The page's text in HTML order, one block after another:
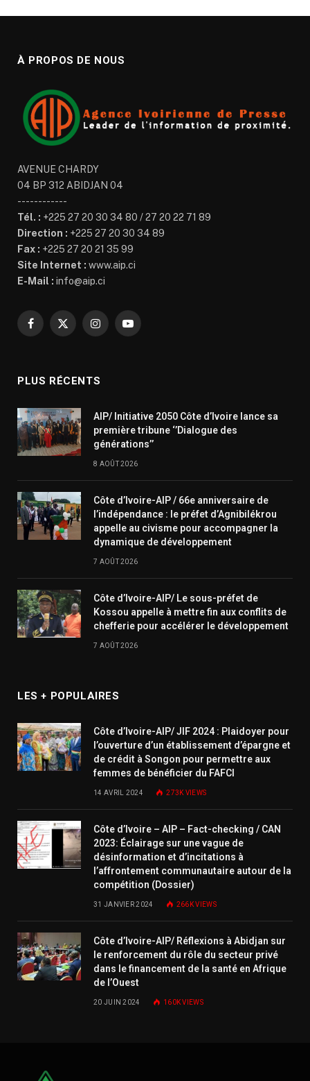
À PROPOS DE NOUS
AVENUE CHARDY
04 BP 312 ABIDJAN 04
------------
Tél. : +225 27 20 30 34 80 / 27 20 22 71 89
Direction : +225 27 20 30 34 89
Fax : +225 27 20 21 35 99
Site Internet : www.aip.ci
E-Mail : info@aip.ci
Facebook
X
InstagramYouTube
PLUS RÉCENTS
AIP/ Initiative 2050 Côte d’Ivoire lance sa
première tribune ‘’Dialogue des
générations’’
8 AOÛT 2026
Côte d’Ivoire-AIP / 66e anniversaire de
l’indépendance : le préfet d’Agnibilékrou
appelle au civisme pour accompagner la
dynamique de développement
7 AOÛT 2026
Côte d’Ivoire-AIP/ Le sous-préfet de
Kossou appelle à mettre fin aux conflits de
chefferie pour accélérer le développement
7 AOÛT 2026
LES + POPULAIRES
Côte d’Ivoire-AIP/ JIF 2024 : Plaidoyer pour
l’ouverture d’un établissement d’épargne et
de crédit à Songon pour permettre aux
femmes de bénéficier du FAFCI
14 AVRIL 2024 273KVIEWS
Côte d’Ivoire – AIP – Fact-checking / CAN
2023: Éclairage sur une vague de
désinformation et d’incitations à
l’affrontement communautaire autour de la
compétition (Dossier)
31 JANVIER 2024 266KVIEWS
Côte d’Ivoire-AIP/ Réflexions à Abidjan sur
le renforcement du rôle du secteur privé
dans le financement de la santé en Afrique
de l’Ouest
20 JUIN 2024 160KVIEWS